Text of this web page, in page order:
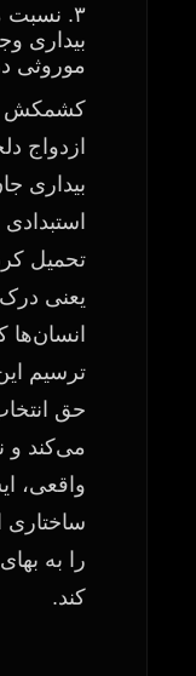
۳. نسبت
بیداری
موروثی
کشمکش
ازدواج
بیداری
تحمیل
یعنی
انسان‌ها
ترسیم
حق
می‌کند و
واقعی،
ساختاری
را به
کند.